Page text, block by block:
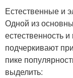
Естественные и
Одной из
естественность
подчеркивают
пике
выделить: